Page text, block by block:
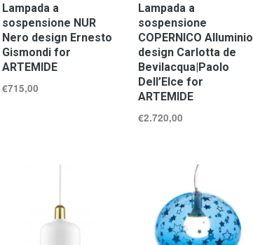
Lampada a
sospensione NUR
Nero design Ernesto
Gismondi for
ARTEMIDE
€715,00
Lampada a
sospensione
COPERNICO Alluminio
design Carlotta de
Bevilacqua|Paolo
Dell’Elce for
ARTEMIDE
€2.720,00